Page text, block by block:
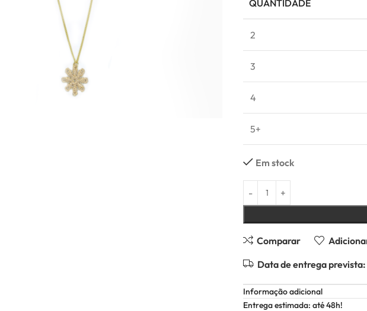
QUANTIDADE
2
3
4
5+
Em stock
Comparar
Data de entrega prevista:
Informação adicional
Entrega estimada: até 48h!